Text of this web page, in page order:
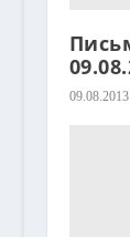
09.08.2013